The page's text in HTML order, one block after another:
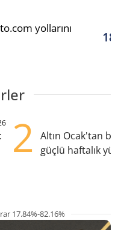
yollarını
2
Altın Ocak'tan
güçlü haftalık
17.84%-82.16%